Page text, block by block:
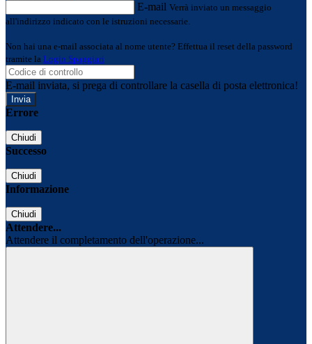
E-mail Verrà inviato un messaggio
all'indirizzo indicato con le istruzioni necessarie.
Non hai una e-mail associata al nome utente? Effettua il reset della password
tramite la Login Spaggiari
E-mail inviata, si prega di controllare la casella di posta elettronica!
Errore
Chiudi
Successo
Chiudi
Informazione
Chiudi
Attendere...
Attendere il completamento dell'operazione...